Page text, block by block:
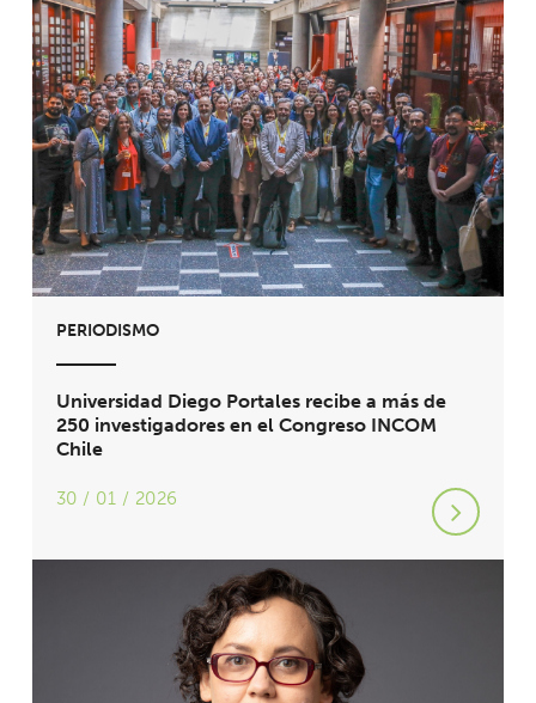
PERIODISMO
Universidad Diego Portales recibe a más de
250 investigadores en el Congreso INCOM
Chile
30 / 01 / 2026